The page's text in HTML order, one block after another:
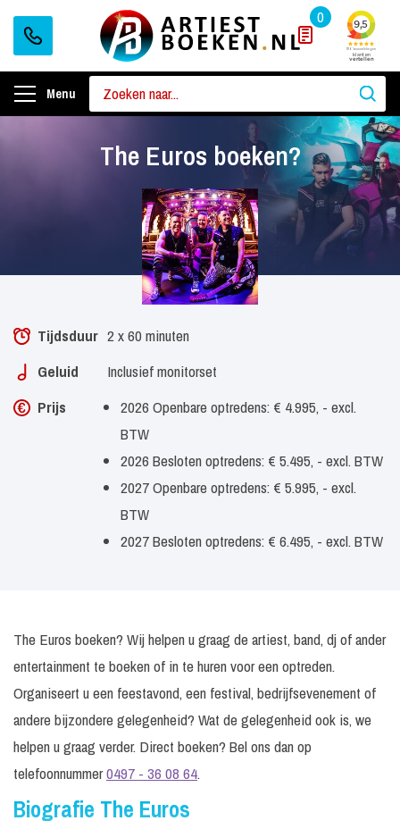
0
Menu
The Euros boeken?
Tijdsduur 2 x 60 minuten
Geluid
Inclusief monitorset
Prijs
2026 Openbare optredens: € 4.995, - excl.
BTW
2026 Besloten optredens: € 5.495, - excl. BTW
2027 Openbare optredens: € 5.995, - excl.
BTW
2027 Besloten optredens: € 6.495, - excl. BTW
The Euros boeken? Wij helpen u graag de artiest, band, dj of ander
entertainment te boeken of in te huren voor een optreden.
Organiseert u een feestavond, een festival, bedrijfsevenement of
andere bijzondere gelegenheid? Wat de gelegenheid ook is, we
helpen u graag verder. Direct boeken? Bel ons dan op
telefoonnummer0497 - 36 08 64.
Biografie The Euros